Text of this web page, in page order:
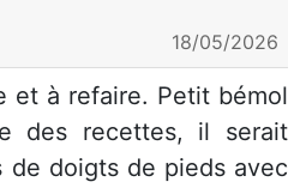
18/05/2026
et à refaire. Petit bémol
des recettes, il serait
de doigts de pieds avec